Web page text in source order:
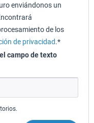
enviándonos un
de los
de privacidad.*
campo de texto